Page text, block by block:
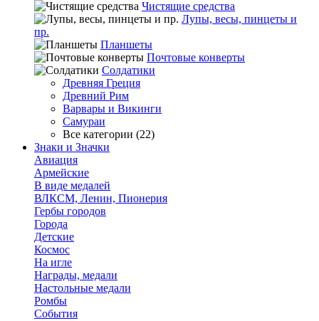
Чистящие средства
Лупы, весы, пинцеты и
пр.
Планшеты
Почтовые конверты
Солдатики
Древняя Греция
Древний Рим
Варвары и Викинги
Самураи
Все категории (22)
Знаки и Значки
Авиация
Армейские
В виде медалей
ВЛКСМ, Ленин, Пионерия
Гербы городов
Города
Детские
Космос
На игле
Награды, медали
Настольные медали
Ромбы
События